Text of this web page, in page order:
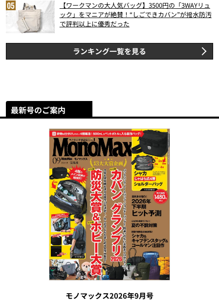
【ワークマンの大人気バッグ】3500円の「3WAYリュ
ック」をマニアが絶賛！“しごできカバン”が撥水防汚
で評判以上に優秀だった
ランキング一覧を見る
最新号のご案内
モノマックス2026年9月号